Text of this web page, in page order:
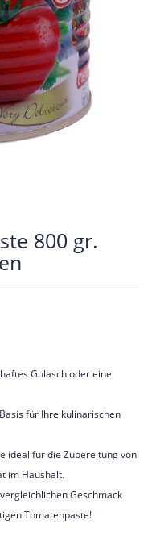
800 gr.
Gulasch oder eine
für Ihre kulinarischen
ideal für die Zubereitung von
im Haushalt.
Geschmack
Tomatenpaste!